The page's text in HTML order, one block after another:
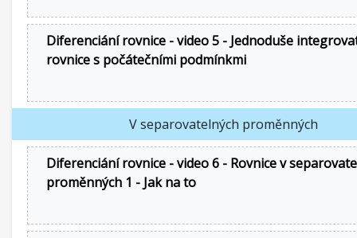
Diferenciání rovnice - video 5 - Jednoduše
rovnice s počátečními podmínkmi
V separovatelných proměnných
Diferenciání rovnice - video 6 - Rovnice v
proměnných 1 - Jak na to